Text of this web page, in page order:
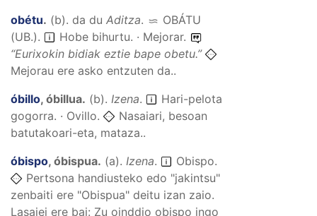
obétu. (b). da du Aditza.
OBÁTU
(UB.).
Hobe bihurtu. · Mejorar.
“Eurixokin bidiak eztie bape obetu.”
Mejorau ere asko entzuten da..
óbillo, óbillua. (b). Izena.
Hari-pelota
gogorra. · Ovillo.
Nasaiari, besoan
batutakoari-eta, mataza..
óbispo, óbispua. (a). Izena.
Obispo.
Pertsona handiusteko edo "jakintsu"
zenbaiti ere "Obispua" deitu izan zaio.
Lasaiei ere bai: Zu oinddio obispo ingo